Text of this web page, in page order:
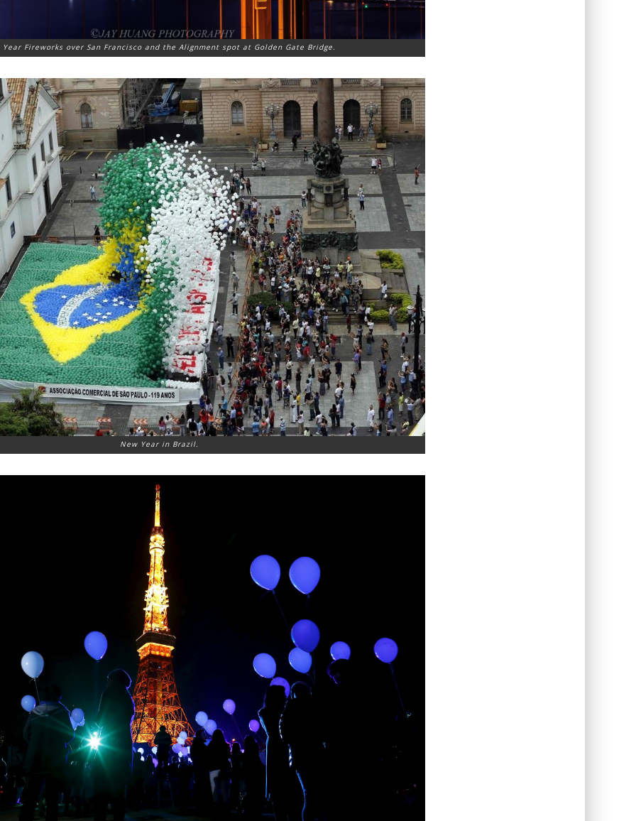
Year Fireworks over San Francisco and the Alignment spot at Golden Gate Bridge.
New Year in Brazil.